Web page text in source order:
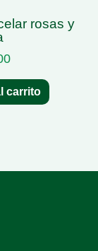
carrito